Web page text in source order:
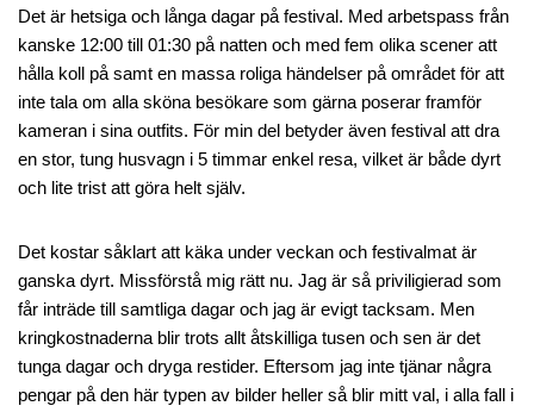
Det är hetsiga och långa dagar på festival. Med arbetspass från
kanske 12:00 till 01:30 på natten och med fem olika scener att
hålla koll på samt en massa roliga händelser på området för att
inte tala om alla sköna besökare som gärna poserar framför
kameran i sina outfits. För min del betyder även festival att dra
en stor, tung husvagn i 5 timmar enkel resa, vilket är både dyrt
och lite trist att göra helt själv.
Det kostar såklart att käka under veckan och festivalmat är
ganska dyrt. Missförstå mig rätt nu. Jag är så priviligierad som
får inträde till samtliga dagar och jag är evigt tacksam. Men
kringkostnaderna blir trots allt åtskilliga tusen och sen är det
tunga dagar och dryga restider. Eftersom jag inte tjänar några
pengar på den här typen av bilder heller så blir mitt val, i alla fall i